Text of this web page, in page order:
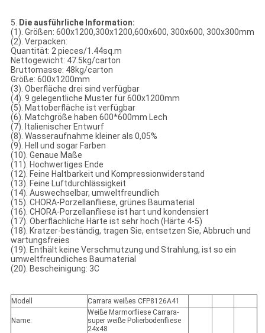
5. Die ausführliche Information:
(1). Größen: 600x1200,300x1200,600x600, 300x600, 300x300mm
(2). Verpacken:
Quantität: 2 pieces/1.44sq.m
Nettogewicht: 47.5kg/carton
Bruttomasse: 48kg/carton
Größe: 600x1200mm
(3). Oberfläche drei sind verfügbar
(4). 9 gelegentliche Muster für 600x1200mm
(5). Mattoberfläche ist verfügbar
(6). Matchgröße haben 600*600mm Lech
(7). Italienischer Entwurf
(8). Wasseraufnahme kleiner als 0,05%
(9). Hell und sogar Farben
(10). Genaue Maße
(11). Hochwertiges Ende
(12). Feine Haltbarkeit und Kompressionwiderstand
(13). Feine Luftdurchlässigkeit
(14). Auswechselbar, umweltfreundlich
(15). CHORA-Porzellanfliese, grünes Baumaterial
(16). CHORA-Porzellanfliese ist hart und kondensiert
(17). Oberflächliche Härte ist sehr hoch (Härte 4-5)
(18). Kratzer-beständig, tragen Sie, entsetzen Sie, Abbruch und
wartungsfreies
(19). Enthält keine Verschmutzung und Strahlung, ist so ein
umweltfreundliches Baumaterial
(20). Bescheinigung: 3C
Modell Carrara weißes CFP8126A41
Name:
Weiße Marmorfliese Carrara-
super weiße Polierbodenfliese
24x48